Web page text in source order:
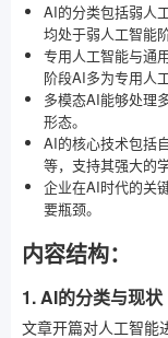
AI的分类包括弱人
均处于弱人工智能阶
专用人工智能与通
阶段AI多为专用人
多模态AI能够处理
形态。
AI的核心技术包括
等，支持其强大的
企业在AI时代的关
要瓶颈。
内容结构：
1. AI的分类与现状
文章开篇对人工智能